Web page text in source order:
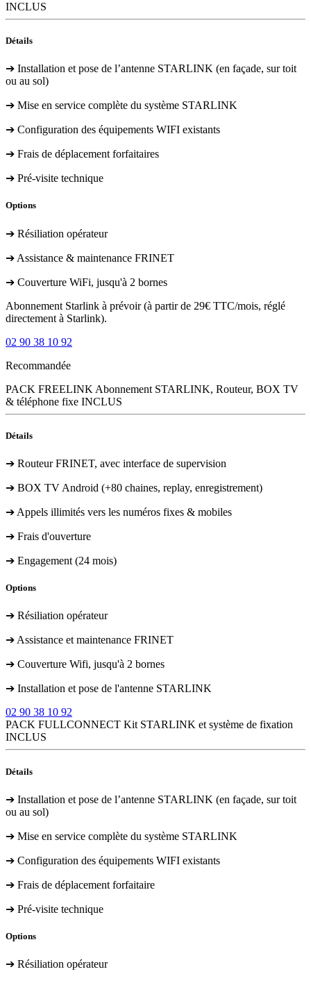
INCLUS
Détails
➔ Installation et pose de l’antenne STARLINK (en façade, sur toit
ou au sol)
➔ Mise en service complète du système STARLINK
➔ Configuration des équipements WIFI existants
➔ Frais de déplacement forfaitaires
➔ Pré-visite technique
Options
➔ Résiliation opérateur
➔ Assistance & maintenance FRINET
➔ Couverture WiFi, jusqu'à 2 bornes
Abonnement Starlink à prévoir (à partir de 29€ TTC/mois, réglé
directement à Starlink).
02 90 38 10 92
Recommandée
PACK FREELINK Abonnement STARLINK, Routeur, BOX TV
& téléphone fixe INCLUS
Détails
➔ Routeur FRINET, avec interface de supervision
➔ BOX TV Android (+80 chaines, replay, enregistrement)
➔ Appels illimités vers les numéros fixes & mobiles
➔ Frais d'ouverture
➔ Engagement (24 mois)
Options
➔ Résiliation opérateur
➔ Assistance et maintenance FRINET
➔ Couverture Wifi, jusqu'à 2 bornes
➔ Installation et pose de l'antenne STARLINK
02 90 38 10 92
PACK FULLCONNECT Kit STARLINK et système de fixation
INCLUS
Détails
➔ Installation et pose de l’antenne STARLINK (en façade, sur toit
ou au sol)
➔ Mise en service complète du système STARLINK
➔ Configuration des équipements WIFI existants
➔ Frais de déplacement forfaitaire
➔ Pré-visite technique
Options
➔ Résiliation opérateur